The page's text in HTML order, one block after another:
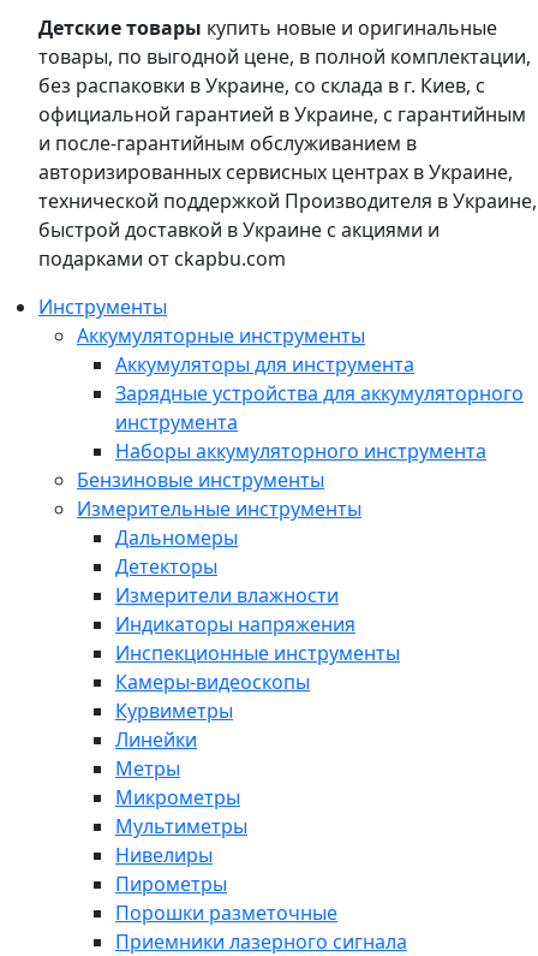
Детские товары купить новые и оригинальные
товары, по выгодной цене, в полной комплектации,
без распаковки в Украине, со склада в г. Киев, с
официальной гарантией в Украине, с гарантийным
и после-гарантийным обслуживанием в
авторизированных сервисных центрах в Украине,
технической поддержкой Производителя в Украине,
быстрой доставкой в Украине с акциями и
подарками от ckapbu.com
Инструменты
Аккумуляторные инструменты
Аккумуляторы для инструмента
Зарядные устройства для аккумуляторного
инструмента
Наборы аккумуляторного инструмента
Бензиновые инструменты
Измерительные инструменты
Дальномеры
Детекторы
Измерители влажности
Индикаторы напряжения
Инспекционные инструменты
Камеры-видеоскопы
Курвиметры
Линейки
Метры
Микрометры
Мультиметры
Нивелиры
Пирометры
Порошки разметочные
Приемники лазерного сигнала